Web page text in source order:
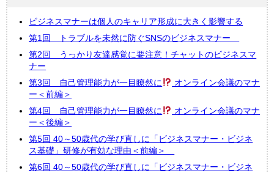
ビジネスマナーは個人のキャリア形成に大きく影響する
第1回 トラブルを未然に防ぐSNSのビジネスマナー
第2回 うっかり友達感覚に要注意！チャットのビジネスマ
ナー
第3回 自己管理能力が一目瞭然に
オンライン会議のマナ
ー＜前編＞
第4回 自己管理能力が一目瞭然に
オンライン会議のマナ
ー＜後編＞
第5回 40～50歳代の学び直しに「ビジネスマナー・ビジネ
ス基礎」研修が有効な理由＜前編＞
第6回 40～50歳代の学び直しに「ビジネスマナー・ビジネ